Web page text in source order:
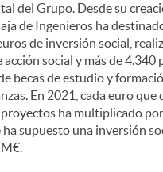
del Grupo. Desde su
de Ingenieros ha
de inversión social,
social y más de 4.340
becas de estudio y
En 2021, cada euro que
ha multiplicado
ha supuesto una inversión